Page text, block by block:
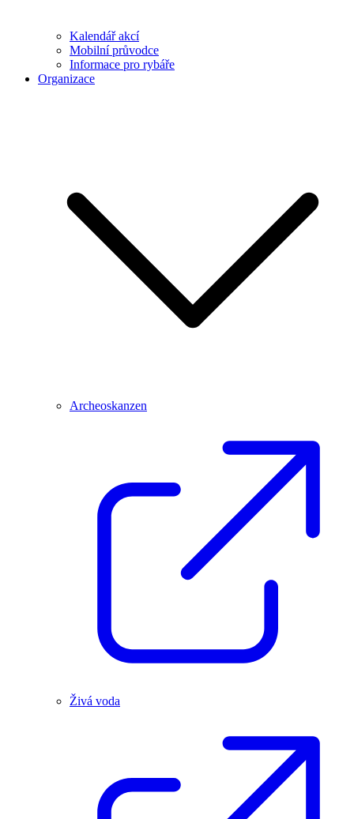
Kalendář akcí
Mobilní průvodce
Informace pro rybáře
Organizace
Archeoskanzen
Živá voda